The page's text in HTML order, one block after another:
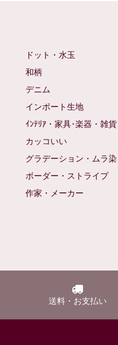
ドット・水玉
和柄
デニム
インポート生地
ｲﾝﾃﾘｱ・家具･楽器・雑貨
カッコいい
グラデーション・ムラ染
ボーダー・ストライプ
作家・メーカー
送料・お支払い